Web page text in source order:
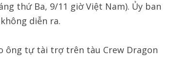
thứ Ba, 9/11 giờ Việt Nam). Ủy ban
diễn ra.
ông tự tài trợ trên tàu Crew Dragon